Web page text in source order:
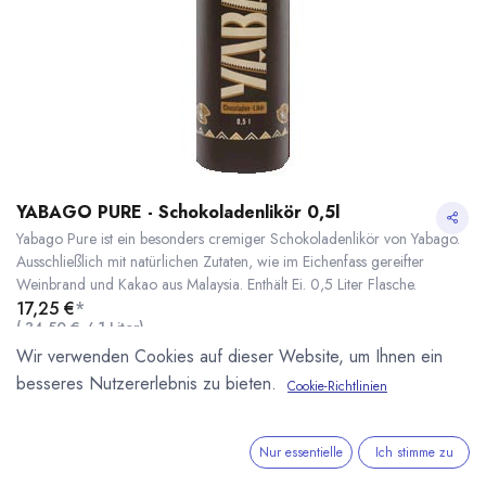
YABAGO PURE - Schokoladenlikör 0,5l
Yabago Pure ist ein besonders cremiger Schokoladenlikör von Yabago.
Ausschließlich mit natürlichen Zutaten, wie im Eichenfass gereifter
Weinbrand und Kakao aus Malaysia. Enthält Ei. 0,5 Liter Flasche.
17,25 €*
( 34,50 € / 1 Liter)
* inkl. MwST. zzgl. Versandkosten
Lieferzeit: sofort lieferbar
Wir verwenden Cookies auf dieser Website, um Ihnen ein
besseres Nutzererlebnis zu bieten.
Cookie-Richtlinien
Nur essentielle Ich stimme zu